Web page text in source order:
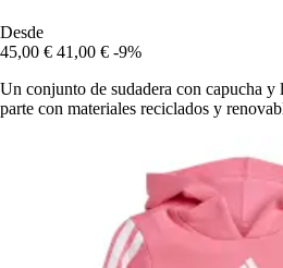
Desde
45,00 € 41,00 € -9%
Un conjunto de sudadera con capucha y
parte con materiales reciclados y